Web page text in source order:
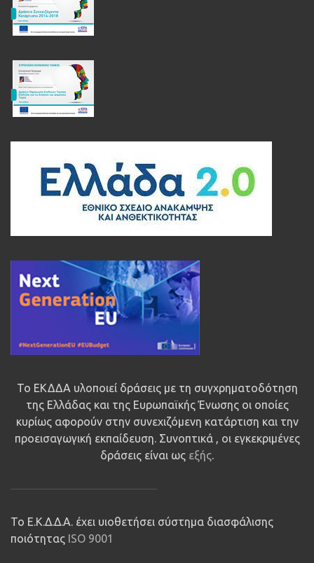
Το ΕΚΔΔΑ υλοποιεί δράσεις με τη συγχρηματοδότηση
της Ελλάδας και της Ευρωπαϊκής Ένωσης οι οποίες
κυρίως αφορούν στην συνεχιζόμενη κατάρτιση και την
προεισαγωγική εκπαίδευση. Συνοπτικά , οι εγκεκριμένες
δράσεις είναι ως εξής.
Το Ε.Κ.Δ.Δ.Α. έχει υιοθετήσει σύστημα διασφάλισης
ποιότητας ISO 9001